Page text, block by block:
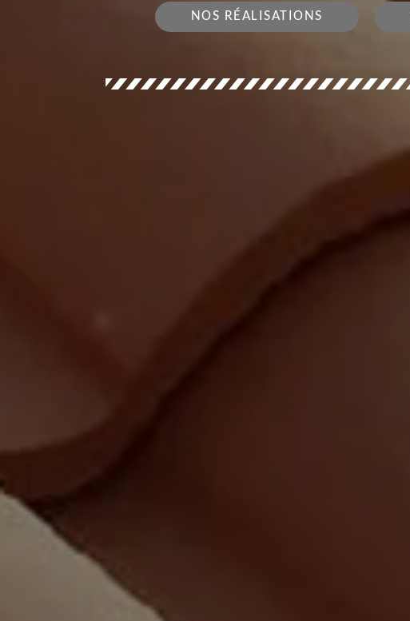
NOS RÉALISATIONS